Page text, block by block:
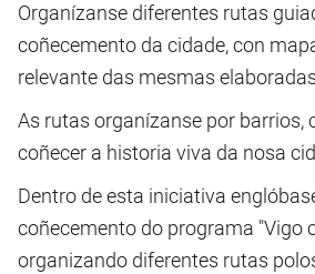
Organízanse diferentes rutas
coñecemento da cidade, con
relevante das mesmas
As rutas organízanse por barrios,
coñecer a historia viva da nosa
Dentro de esta iniciativa
coñecemento do programa "Vigo
organizando diferentes rutas